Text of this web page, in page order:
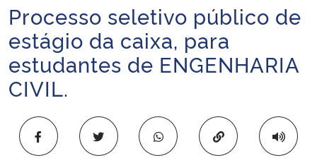
Ministério da Infraestrutura
Ministério da Agricultura, Pecuária e Abastecimento
Ministério da Educação
Ministério da Cidadania
Início do conteúdo
Processo seletivo público de
estágio da caixa, para
estudantes de ENGENHARIA
CIVIL.
Copiar para área